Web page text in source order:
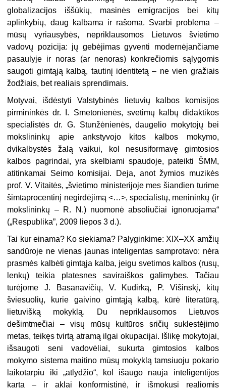
globalizacijos iššūkių, masinės emigracijos bei kitų
aplinkybių, daug kalbama ir rašoma. Svarbi problema –
mūsų vyriausybės, nepriklausomos Lietuvos švietimo
vadovų pozicija: jų gebėjimas gyventi modernėjančiame
pasaulyje ir noras (ar nenoras) konkrečiomis sąlygomis
saugoti gimtąją kalbą, tautinį identitetą – ne vien gražiais
žodžiais, bet realiais sprendimais.
Motyvai, išdėstyti Valstybinės lietuvių kalbos komisijos
pirmininkės dr. I. Smetonienės, svetimų kalbų didaktikos
specialistės dr. G. Stunžėnienės, daugelio mokytojų bei
mokslininkų apie ankstyvojo kitos kalbos mokymo,
dvikalbystės žalą vaikui, kol nesusiformavę gimtosios
kalbos pagrindai, yra skelbiami spaudoje, pateikti ŠMM,
atitinkamai Seimo komisijai. Deja, anot žymios muzikės
prof. V. Vitaitės, „švietimo ministerijoje mes šiandien turime
šimtaprocentinį negirdėjimą <…>, specialistų, menininkų (ir
mokslininkų – R. N.) nuomonė absoliučiai ignoruojama“
(„Respublika”, 2009 liepos 3 d.).
Tai kur einama? Ko siekiama? Palyginkime: XIX–XX amžių
sandūroje ne vienas jaunas inteligentas samprotavo: nėra
prasmės kalbėti gimtąja kalba, jeigu svetimos kalbos (rusų,
lenkų) teikia platesnes saviraiškos galimybes. Tačiau
turėjome J. Basanavičių, V. Kudirką, P. Višinskį, kitų
šviesuolių, kurie gaivino gimtąją kalbą, kūrė literatūrą,
lietuvišką mokyklą. Du nepriklausomos Lietuvos
dešimtmečiai – visų mūsų kultūros sričių suklestėjimo
metas, teikęs tvirtą atramą ilgai okupacijai. Išlikę mokytojai,
išsaugoti seni vadovėliai, sukurta gimtosios kalbos
mokymo sistema maitino mūsų mokyklą tamsiuoju pokario
laikotarpiu iki „atlydžio“, kol išaugo nauja inteligentijos
karta – ir aklai konformistinė, ir išmokusi realiomis